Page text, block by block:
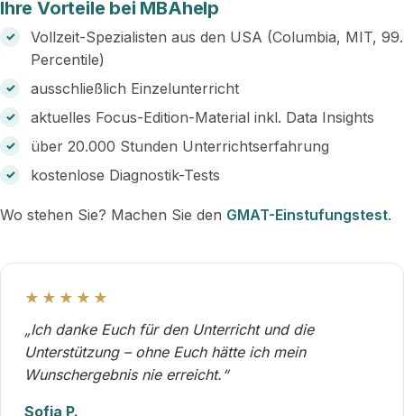
Ihre Vorteile bei MBAhelp
Vollzeit-Spezialisten aus den USA (Columbia, MIT, 99.
Percentile)
ausschließlich Einzelunterricht
aktuelles Focus-Edition-Material inkl. Data Insights
über 20.000 Stunden Unterrichtserfahrung
kostenlose Diagnostik-Tests
Wo stehen Sie? Machen Sie den GMAT-Einstufungstest.
★★★★★
„Ich danke Euch für den Unterricht und die
Unterstützung – ohne Euch hätte ich mein
Wunschergebnis nie erreicht.“
Sofia P.